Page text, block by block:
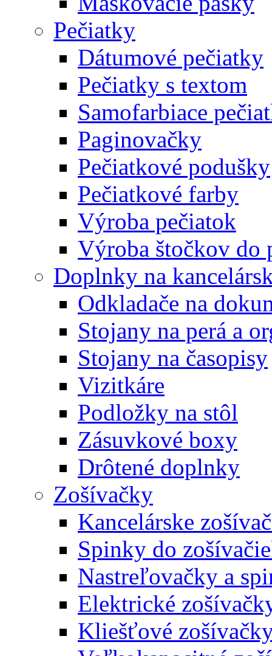
Pečiatky
Dátumové pečiatky
Pečiatky s textom
Samofarbiace
Paginovačky
Pečiatkové podušky
Pečiatkové farby
Výroba pečiatok
Výroba štočkov do
Doplnky na
Odkladače na
Stojany na perá a
Stojany na časopisy
Vizitkáre
Podložky na stôl
Zásuvkové boxy
Drôtené doplnky
Zošívačky
Kancelárske
Spinky do
Nastreľovačky a
Elektrické
Kliešťové